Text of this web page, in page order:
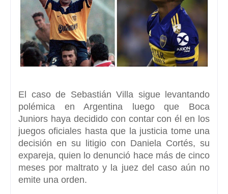
El caso de Sebastián Villa sigue levantando
polémica en Argentina luego que Boca
Juniors haya decidido con contar con él en los
juegos oficiales hasta que la justicia tome una
decisión en su litigio con Daniela Cortés, su
expareja, quien lo denunció hace más de cinco
meses por maltrato y la juez del caso aún no
emite una orden.